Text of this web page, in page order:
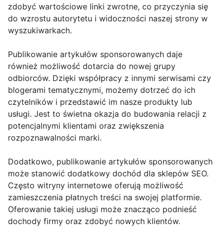
zdobyć wartościowe linki zwrotne, co przyczynia się
do wzrostu autorytetu i widoczności naszej strony w
wyszukiwarkach.
Publikowanie artykułów sponsorowanych daje
również możliwość dotarcia do nowej grupy
odbiorców. Dzięki współpracy z innymi serwisami czy
blogerami tematycznymi, możemy dotrzeć do ich
czytelników i przedstawić im nasze produkty lub
usługi. Jest to świetna okazja do budowania relacji z
potencjalnymi klientami oraz zwiększenia
rozpoznawalności marki.
Dodatkowo, publikowanie artykułów sponsorowanych
może stanowić dodatkowy dochód dla sklepów SEO.
Często witryny internetowe oferują możliwość
zamieszczenia płatnych treści na swojej platformie.
Oferowanie takiej usługi może znacząco podnieść
dochody firmy oraz zdobyć nowych klientów.